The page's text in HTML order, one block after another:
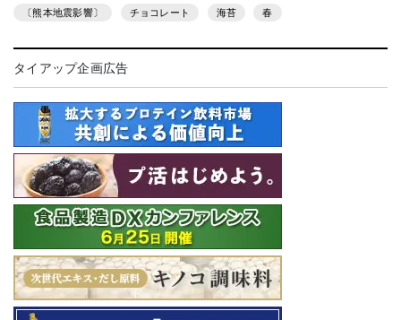
〔熊本地震影響〕 チョコレート 海苔 春
タイアップ企画広告